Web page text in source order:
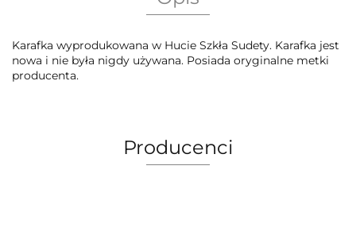
Karafka wyprodukowana w Hucie Szkła Sudety. Karafka jest
nowa i nie była nigdy używana. Posiada oryginalne metki
producenta.
Producenci